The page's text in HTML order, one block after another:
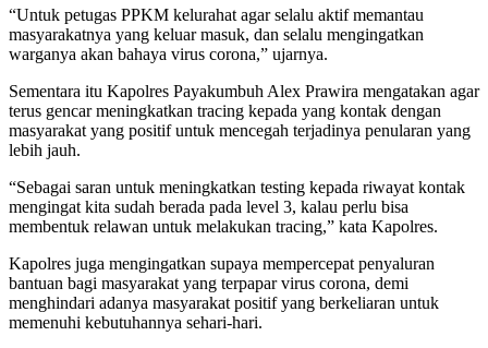
“Untuk petugas PPKM kelurahat agar selalu aktif memantau
masyarakatnya yang keluar masuk, dan selalu mengingatkan
warganya akan bahaya virus corona,” ujarnya.
Sementara itu Kapolres Payakumbuh Alex Prawira mengatakan agar
terus gencar meningkatkan tracing kepada yang kontak dengan
masyarakat yang positif untuk mencegah terjadinya penularan yang
lebih jauh.
“Sebagai saran untuk meningkatkan testing kepada riwayat kontak
mengingat kita sudah berada pada level 3, kalau perlu bisa
membentuk relawan untuk melakukan tracing,” kata Kapolres.
Kapolres juga mengingatkan supaya mempercepat penyaluran
bantuan bagi masyarakat yang terpapar virus corona, demi
menghindari adanya masyarakat positif yang berkeliaran untuk
memenuhi kebutuhannya sehari-hari.